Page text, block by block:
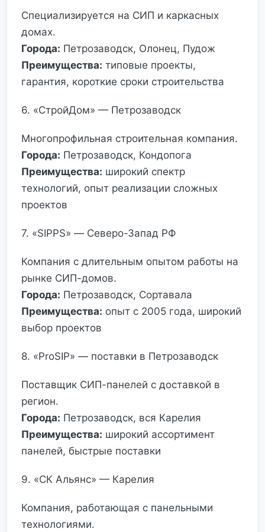
Специализируется на СИП и каркасных
домах.
Города: Петрозаводск, Олонец, Пудож
Преимущества: типовые проекты,
гарантия, короткие сроки строительства
6. «СтройДом» — Петрозаводск
Многопрофильная строительная компания.
Города: Петрозаводск, Кондопога
Преимущества: широкий спектр
технологий, опыт реализации сложных
проектов
7. «SIPPS» — Северо-Запад РФ
Компания с длительным опытом работы на
рынке СИП-домов.
Города: Петрозаводск, Сортавала
Преимущества: опыт с 2005 года, широкий
выбор проектов
8. «ProSIP» — поставки в Петрозаводск
Поставщик СИП-панелей с доставкой в
регион.
Города: Петрозаводск, вся Карелия
Преимущества: широкий ассортимент
панелей, быстрые поставки
9. «СК Альянс» — Карелия
Компания, работающая с панельными
технологиями.